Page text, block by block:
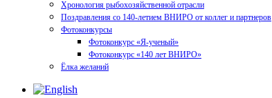
Хронология рыбохозяйственной отрасли
Поздравления со 140-летием ВНИРО от коллег и партнеров
Фотоконкурсы
Фотоконкурс «Я-ученый»
Фотоконкурс «140 лет ВНИРО»
Ёлка желаний